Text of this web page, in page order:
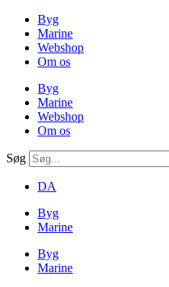
Byg
Marine
Webshop
Om os
Byg
Marine
Webshop
Om os
Søg
DA
Byg
Marine
Byg
Marine